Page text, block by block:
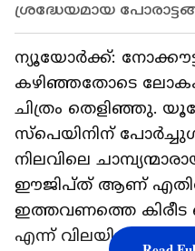
ശ്രദ്ധേയമായ
ന്യൂയോർക്ക്:
കഴിഞ്ഞതോടെ
ചിത്രം തെളിഞ്ഞു.
സ്പെയിനിന്
നിലവിലെ
ഈജിപ്ത് ആണ്
ഇത്തവണത്തെ
എന്ന്